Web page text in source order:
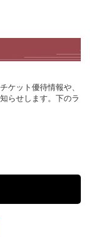
ケット優待情報や、
らせします。下のラ